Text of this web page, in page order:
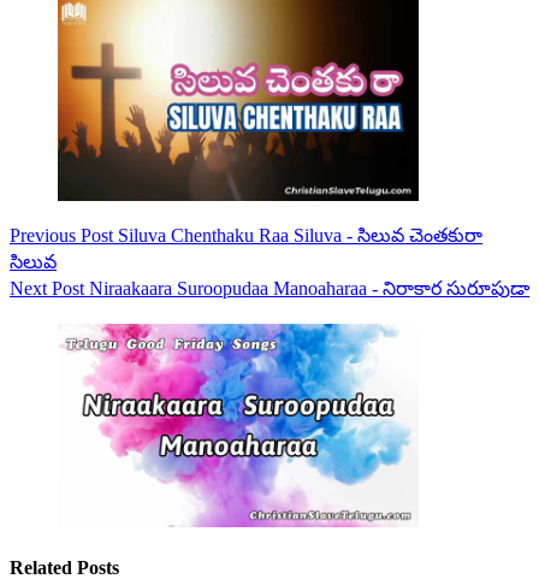
Previous Post Siluva Chenthaku Raa Siluva - సిలువ చెంతకురా
సిలువ
Next Post Niraakaara Suroopudaa Manoaharaa - నిరాకార సురూపుడా
Related Posts